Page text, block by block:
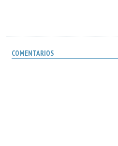
COMENTARIOS